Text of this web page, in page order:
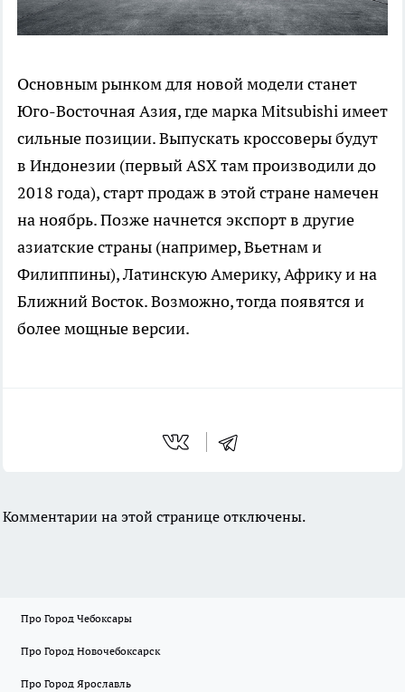
Основным рынком для новой модели станет
Юго-Восточная Азия, где марка Mitsubishi имеет
сильные позиции. Выпускать кроссоверы будут
в Индонезии (первый ASX там производили до
2018 года), старт продаж в этой стране намечен
на ноябрь. Позже начнется экспорт в другие
азиатские страны (например, Вьетнам и
Филиппины), Латинскую Америку, Африку и на
Ближний Восток. Возможно, тогда появятся и
более мощные версии.
Комментарии на этой странице отключены.
Про Город Чебоксары
Про Город Новочебоксарск
Про Город Ярославль